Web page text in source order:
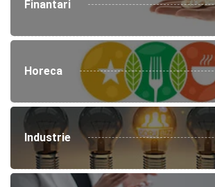
Finantari
Horeca
Industrie